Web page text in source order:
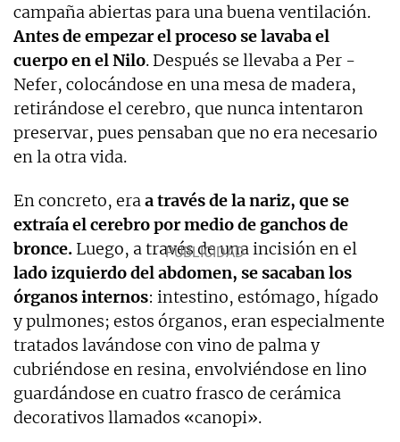
campaña abiertas para una buena ventilación.
Antes de empezar el proceso se lavaba el
cuerpo en el Nilo. Después se llevaba a Per -
Nefer, colocándose en una mesa de madera,
retirándose el cerebro, que nunca intentaron
preservar, pues pensaban que no era necesario
en la otra vida.
En concreto, eraa través de la nariz, que se
extraía el cerebro por medio de ganchos de
bronce. Luego, a través de una incisión en el
lado izquierdo del abdomen, se sacaban los
órganos internos: intestino, estómago, hígado
y pulmones; estos órganos, eran especialmente
tratados lavándose con vino de palma y
cubriéndose en resina, envolviéndose en lino
guardándose en cuatro frasco de cerámica
decorativos llamados «canopi».